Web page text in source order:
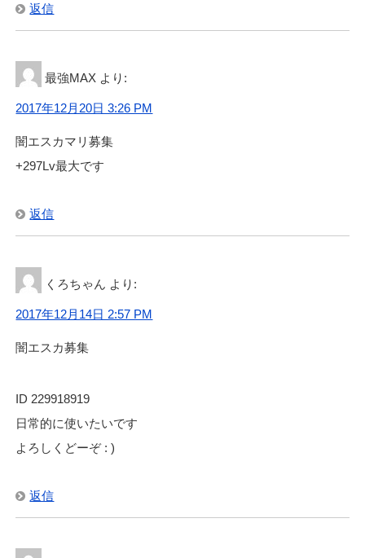
返信
最強MAX より:
2017年12月20日 3:26 PM
闇エスカマリ募集
+297Lv最大です
返信
くろちゃん より:
2017年12月14日 2:57 PM
闇エスカ募集
ID 229918919
日常的に使いたいです
よろしくどーぞ : )
返信